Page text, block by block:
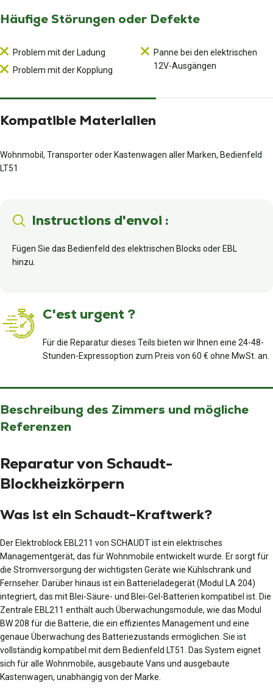
Häufige Störungen oder Defekte
Problem mit der Ladung
Problem mit der Kopplung
Panne bei den elektrischen
12V-Ausgängen
Kompatible Materialien
Wohnmobil, Transporter oder Kastenwagen aller Marken, Bedienfeld
LT51
Instructions d'envoi :
Fügen Sie das Bedienfeld des elektrischen Blocks oder EBL
hinzu.
C'est urgent ?
Für die Reparatur dieses Teils bieten wir Ihnen eine 24-48-
Stunden-Expressoption zum Preis von 60 € ohne MwSt. an.
Beschreibung des Zimmers und mögliche
Referenzen
Reparatur von Schaudt-
Blockheizkörpern
Was ist ein Schaudt-Kraftwerk?
Der Elektroblock EBL211 von SCHAUDT ist ein elektrisches
Managementgerät, das für Wohnmobile entwickelt wurde. Er sorgt für
die Stromversorgung der wichtigsten Geräte wie Kühlschrank und
Fernseher. Darüber hinaus ist ein Batterieladegerät (Modul LA 204)
integriert, das mit Blei-Säure- und Blei-Gel-Batterien kompatibel ist. Die
Zentrale EBL211 enthält auch Überwachungsmodule, wie das Modul
BW 208 für die Batterie, die ein effizientes Management und eine
genaue Überwachung des Batteriezustands ermöglichen. Sie ist
vollständig kompatibel mit dem Bedienfeld LT51. Das System eignet
sich für alle Wohnmobile, ausgebaute Vans und ausgebaute
Kastenwagen, unabhängig von der Marke.